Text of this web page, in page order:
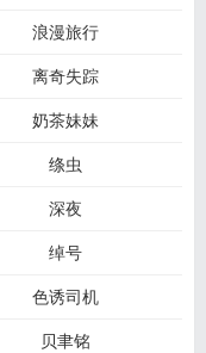
浪漫旅行
离奇失踪
奶茶妹妹
绦虫
深夜
绰号
色诱司机
贝聿铭